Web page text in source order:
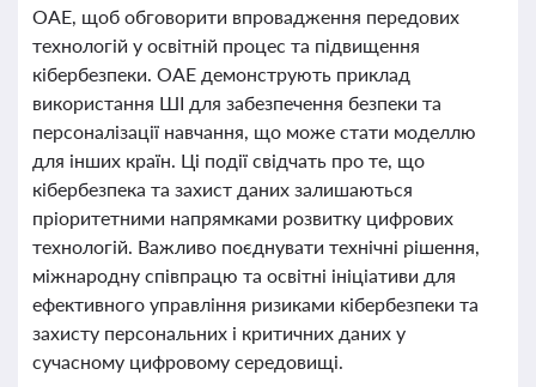
ОАЕ, щоб обговорити впровадження передових
технологій у освітній процес та підвищення
кібербезпеки. ОАЕ демонструють приклад
використання ШІ для забезпечення безпеки та
персоналізації навчання, що може стати моделлю
для інших країн. Ці події свідчать про те, що
кібербезпека та захист даних залишаються
пріоритетними напрямками розвитку цифрових
технологій. Важливо поєднувати технічні рішення,
міжнародну співпрацю та освітні ініціативи для
ефективного управління ризиками кібербезпеки та
захисту персональних і критичних даних у
сучасному цифровому середовищі.